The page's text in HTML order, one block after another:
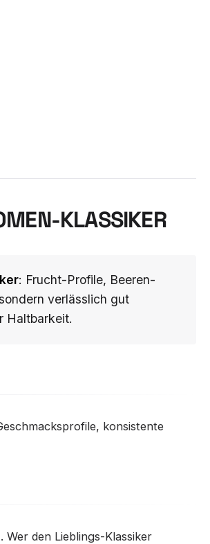
KLASSIKER
: Frucht-Profile, Beeren-
verlässlich gut
Haltbarkeit.
konsistente
. Wer den Lieblings-Klassiker